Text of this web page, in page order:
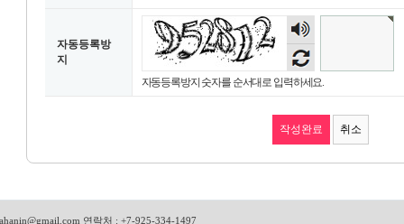
자동등록방
지
숫자
음성
듣기
자동등록방지 숫자를 순서대로 입력하세요.
취소
연락처 : +7-925-334-1497